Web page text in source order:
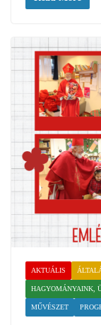
AKTUÁLIS
HAGYOMÁNYAINK,
MŰVÉSZET